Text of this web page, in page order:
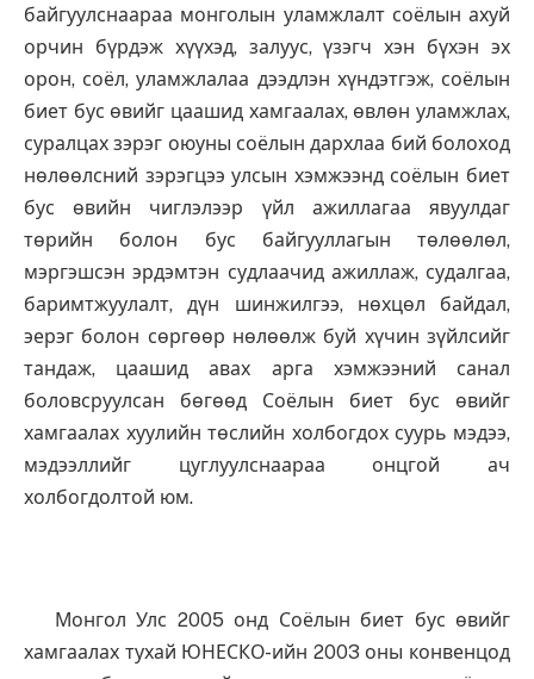
байгуулснаараа монголын уламжлалт соёлын ахуй
орчин бүрдэж хүүхэд, залуус, үзэгч хэн бүхэн эх
орон, соёл, уламжлалаа дээдлэн хүндэтгэж, соёлын
биет бус өвийг цаашид хамгаалах, өвлөн уламжлах,
суралцах зэрэг оюуны соёлын дархлаа бий болоход
нөлөөлсний зэрэгцээ улсын хэмжээнд соёлын биет
бус өвийн чиглэлээр үйл ажиллагаа явуулдаг
төрийн болон бус байгууллагын төлөөлөл,
мэргэшсэн эрдэмтэн судлаачид ажиллаж, судалгаа,
баримтжуулалт, дүн шинжилгээ, нөхцөл байдал,
эерэг болон сөргөөр нөлөөлж буй хүчин зүйлсийг
тандаж, цаашид авах арга хэмжээний санал
боловсруулсан бөгөөд Соёлын биет бус өвийг
хамгаалах хуулийн төслийн холбогдох суурь мэдээ,
мэдээллийг цуглуулснаараа онцгой ач
холбогдолтой юм.
Монгол Улс 2005 онд Соёлын биет бус өвийг
хамгаалах тухай ЮНЕСКО-ийн 2003 оны конвенцод